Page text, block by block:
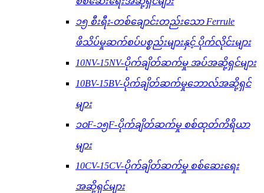
၁၅ စီးရီး-တစ်ချောင်းတည်းသော Ferrule
ဖိသိပ်မှုဆက်စပ်ပစ္စည်းများနှင့် ပိုက်လိုင်းများ
10NV-15NV-ပိုက်ချိတ်ဆက်မှု အပ်အဆို့ရှင်များ
10BV-15BV-ပိုက်ချိတ်ဆက်မှုဘောလ်အဆို့ရှင်
များ
၁၀F-၁၅F-ပိုက်ချိတ်ဆက်မှု စစ်ထုတ်ကိရိယာ
များ
10CV-15CV-ပိုက်ချိတ်ဆက်မှု စစ်ဆေးရေး
အဆို့ရှင်များ